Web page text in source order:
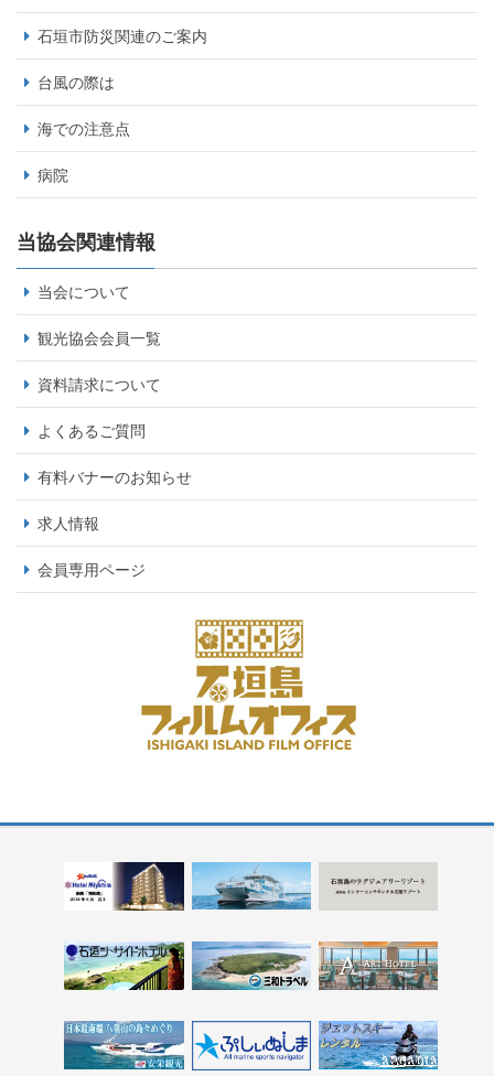
石垣市防災関連のご案内
台風の際は
海での注意点
病院
当協会関連情報
当会について
観光協会会員一覧
資料請求について
よくあるご質問
有料バナーのお知らせ
求人情報
会員専用ページ